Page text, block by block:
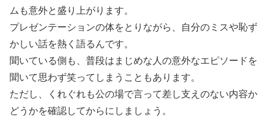
ムも意外と盛り上がります。
プレゼンテーションの体をとりながら、自分のミスや恥ず
かしい話を熱く語るんです。
聞いている側も、普段はまじめな人の意外なエピソードを
聞いて思わず笑ってしまうこともあります。
ただし、くれぐれも公の場で言って差し支えのない内容か
どうかを確認してからにしましょう。